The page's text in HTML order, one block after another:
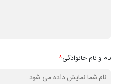
نام و نام خانوادگی*